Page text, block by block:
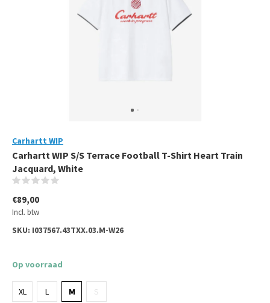
Carhartt WIP
Carhartt WIP S/S Terrace Football T-Shirt Heart Train
Jacquard, White
€89,00
Incl. btw
SKU: I037567.43TXX.03.M-W26
Op voorraad
XL L M S